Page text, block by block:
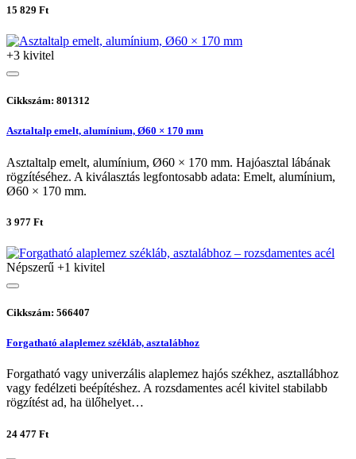
15 829 Ft
+3 kivitel
Cikkszám: 801312
Asztaltalp emelt, alumínium, Ø60 × 170 mm
Asztaltalp emelt, alumínium, Ø60 × 170 mm. Hajóasztal lábának
rögzítéséhez. A kiválasztás legfontosabb adata: Emelt, alumínium,
Ø60 × 170 mm.
3 977 Ft
Népszerű +1 kivitel
Cikkszám: 566407
Forgatható alaplemez székláb, asztalábhoz
Forgatható vagy univerzális alaplemez hajós székhez, asztallábhoz
vagy fedélzeti beépítéshez. A rozsdamentes acél kivitel stabilabb
rögzítést ad, ha ülőhelyet…
24 477 Ft